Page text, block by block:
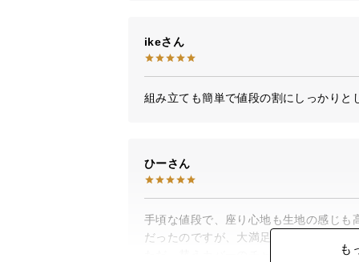
ike
組み立ても簡単で値段の割にしっかりと
ひー
手頃な値段で、座り心地も生地の感じ
だったのですが、大満足です。
ただ、替えカバーのチャックが、狭くも